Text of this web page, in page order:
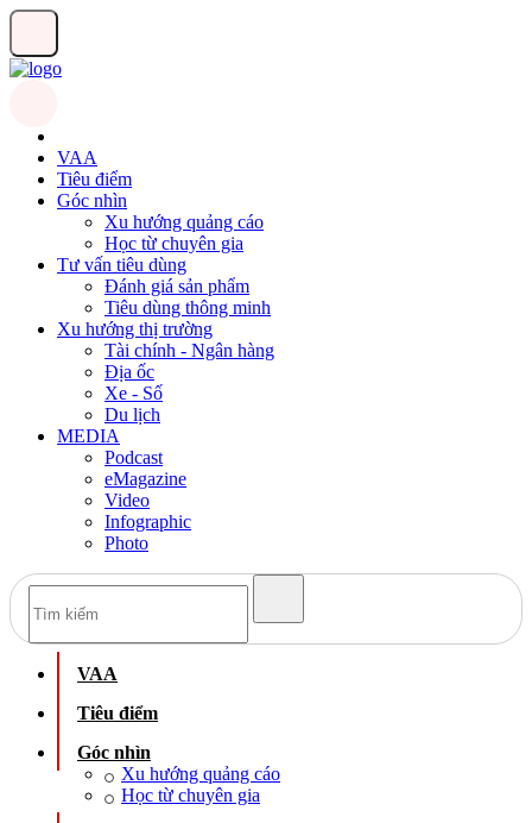
VAA
Tiêu điểm
Góc nhìn
Xu hướng quảng cáo
Học từ chuyên gia
Tư vấn tiêu dùng
Đánh giá sản phẩm
Tiêu dùng thông minh
Xu hướng thị trường
Tài chính - Ngân hàng
Địa ốc
Xe - Số
Du lịch
MEDIA
Podcast
eMagazine
Video
Infographic
Photo
VAA
Tiêu điểm
Góc nhìn
Xu hướng quảng cáo
Học từ chuyên gia